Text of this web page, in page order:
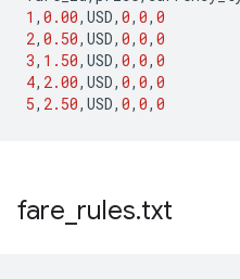
1 , 0.00, USD, 0, 0, 0
2, 0.50, USD, 0, 0, 0
3, 1.50, USD, 0, 0, 0
4, 2.00, USD, 0, 0, 0
5, 2.50, USD, 0, 0, 0
fare rules.txt